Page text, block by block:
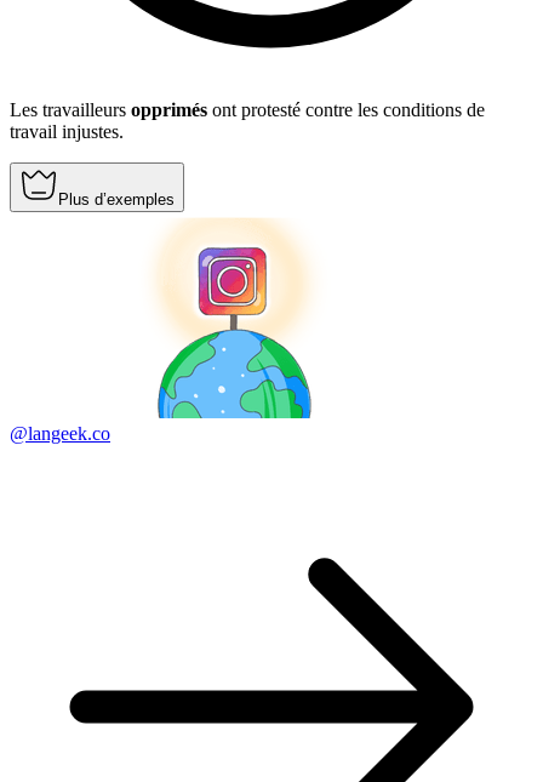
Les travailleurs opprimés ont protesté contre les conditions de
travail injustes.
Plus d’exemples
@langeek.co